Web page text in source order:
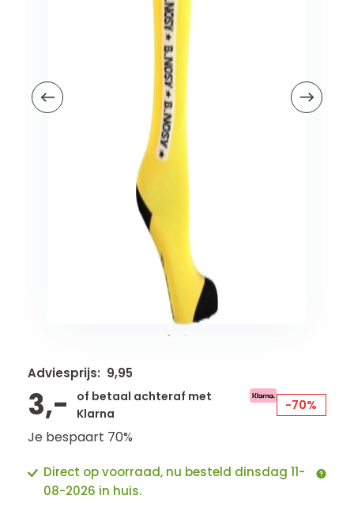
Kinderstoelen
Schommelstoelen en wipstoeltjes
Adviesprijs: 9,95
3,-
of betaal achteraf met
Klarna
-70%
Je bespaart 70%
Direct op voorraad, nu besteld dinsdag 11-
08-2026 in huis.